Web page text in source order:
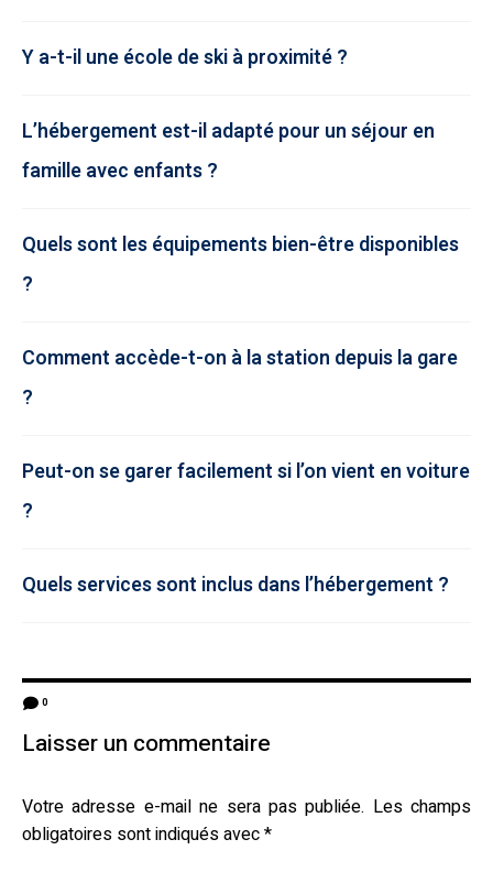
Y a-t-il une école de ski à proximité ?
L’hébergement est-il adapté pour un séjour en
famille avec enfants ?
Quels sont les équipements bien-être disponibles
?
Comment accède-t-on à la station depuis la gare
?
Peut-on se garer facilement si l’on vient en voiture
?
Quels services sont inclus dans l’hébergement ?
0
Laisser un commentaire
Votre adresse e-mail ne sera pas publiée. Les champs
obligatoires sont indiqués avec*